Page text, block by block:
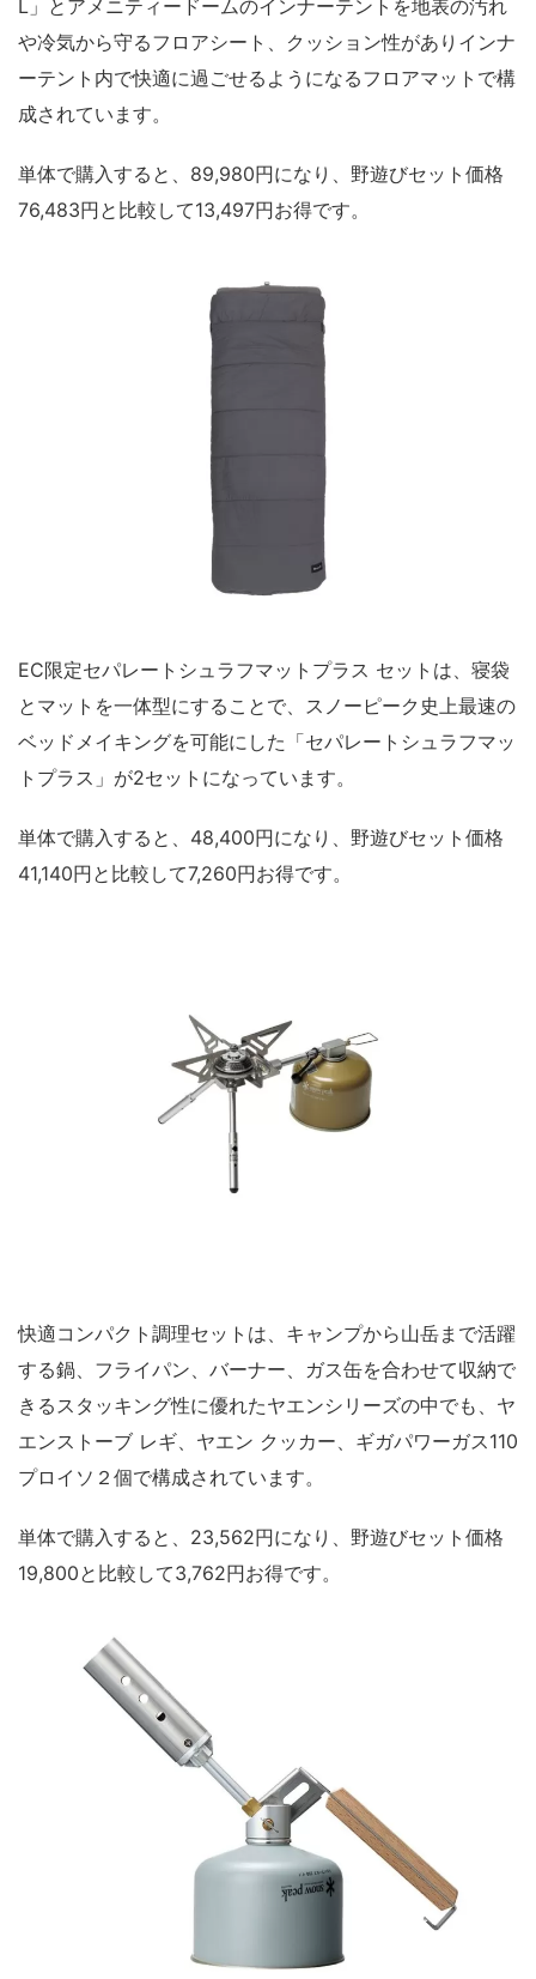
L」とアメニティードームのインナーテントを地表の汚れ
や冷気から守るフロアシート、クッション性がありインナ
ーテント内で快適に過ごせるようになるフロアマットで構
成されています。
単体で購入すると、89,980円になり、野遊びセット価格
76,483円と比較して13,497円お得です。
EC限定セパレートシュラフマットプラス セットは、寝袋
とマットを一体型にすることで、スノーピーク史上最速の
ベッドメイキングを可能にした「セパレートシュラフマッ
トプラス」が2セットになっています。
単体で購入すると、48,400円になり、野遊びセット価格
41,140円と比較して7,260円お得です。
快適コンパクト調理セットは、キャンプから山岳まで活躍
する鍋、フライパン、バーナー、ガス缶を合わせて収納で
きるスタッキング性に優れたヤエンシリーズの中でも、ヤ
エンストーブ レギ、ヤエン クッカー、ギガパワーガス110
プロイソ２個で構成されています。
単体で購入すると、23,562円になり、野遊びセット価格
19,800と比較して3,762円お得です。